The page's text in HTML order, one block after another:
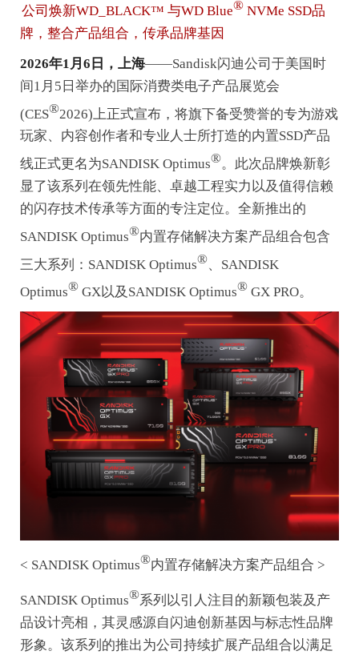
公司焕新WD_BLACK™ 与WD Blue® NVMe SSD品
牌，整合产品组合，传承品牌基因
2026年1月6日，上海——Sandisk闪迪公司于美国时
间1月5日举办的国际消费类电子产品展览会
(CES®2026)上正式宣布，将旗下备受赞誉的专为游戏
玩家、内容创作者和专业人士所打造的内置SSD产品
线正式更名为SANDISK Optimus®。此次品牌焕新彰
显了该系列在领先性能、卓越工程实力以及值得信赖
的闪存技术传承等方面的专注定位。全新推出的
SANDISK Optimus®内置存储解决方案产品组合包含
三大系列：SANDISK Optimus®、SANDISK
Optimus® GX以及SANDISK Optimus® GX PRO。
< SANDISK Optimus®内置存储解决方案产品组合 >
SANDISK Optimus®系列以引人注目的新颖包装及产
品设计亮相，其灵感源自闪迪创新基因与标志性品牌
形象。该系列的推出为公司持续扩展产品组合以满足